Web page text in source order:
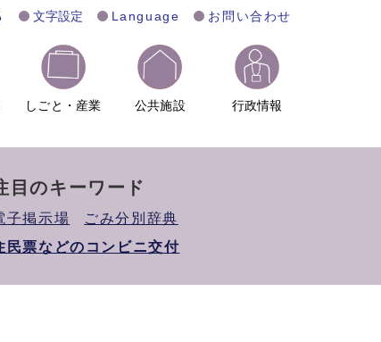
文字設定 Language お問い合わせ
しごと・産業 公共施設 行政情報
目のキーワード
子掲示場
ごみ分別辞典
民票などのコンビニ交付